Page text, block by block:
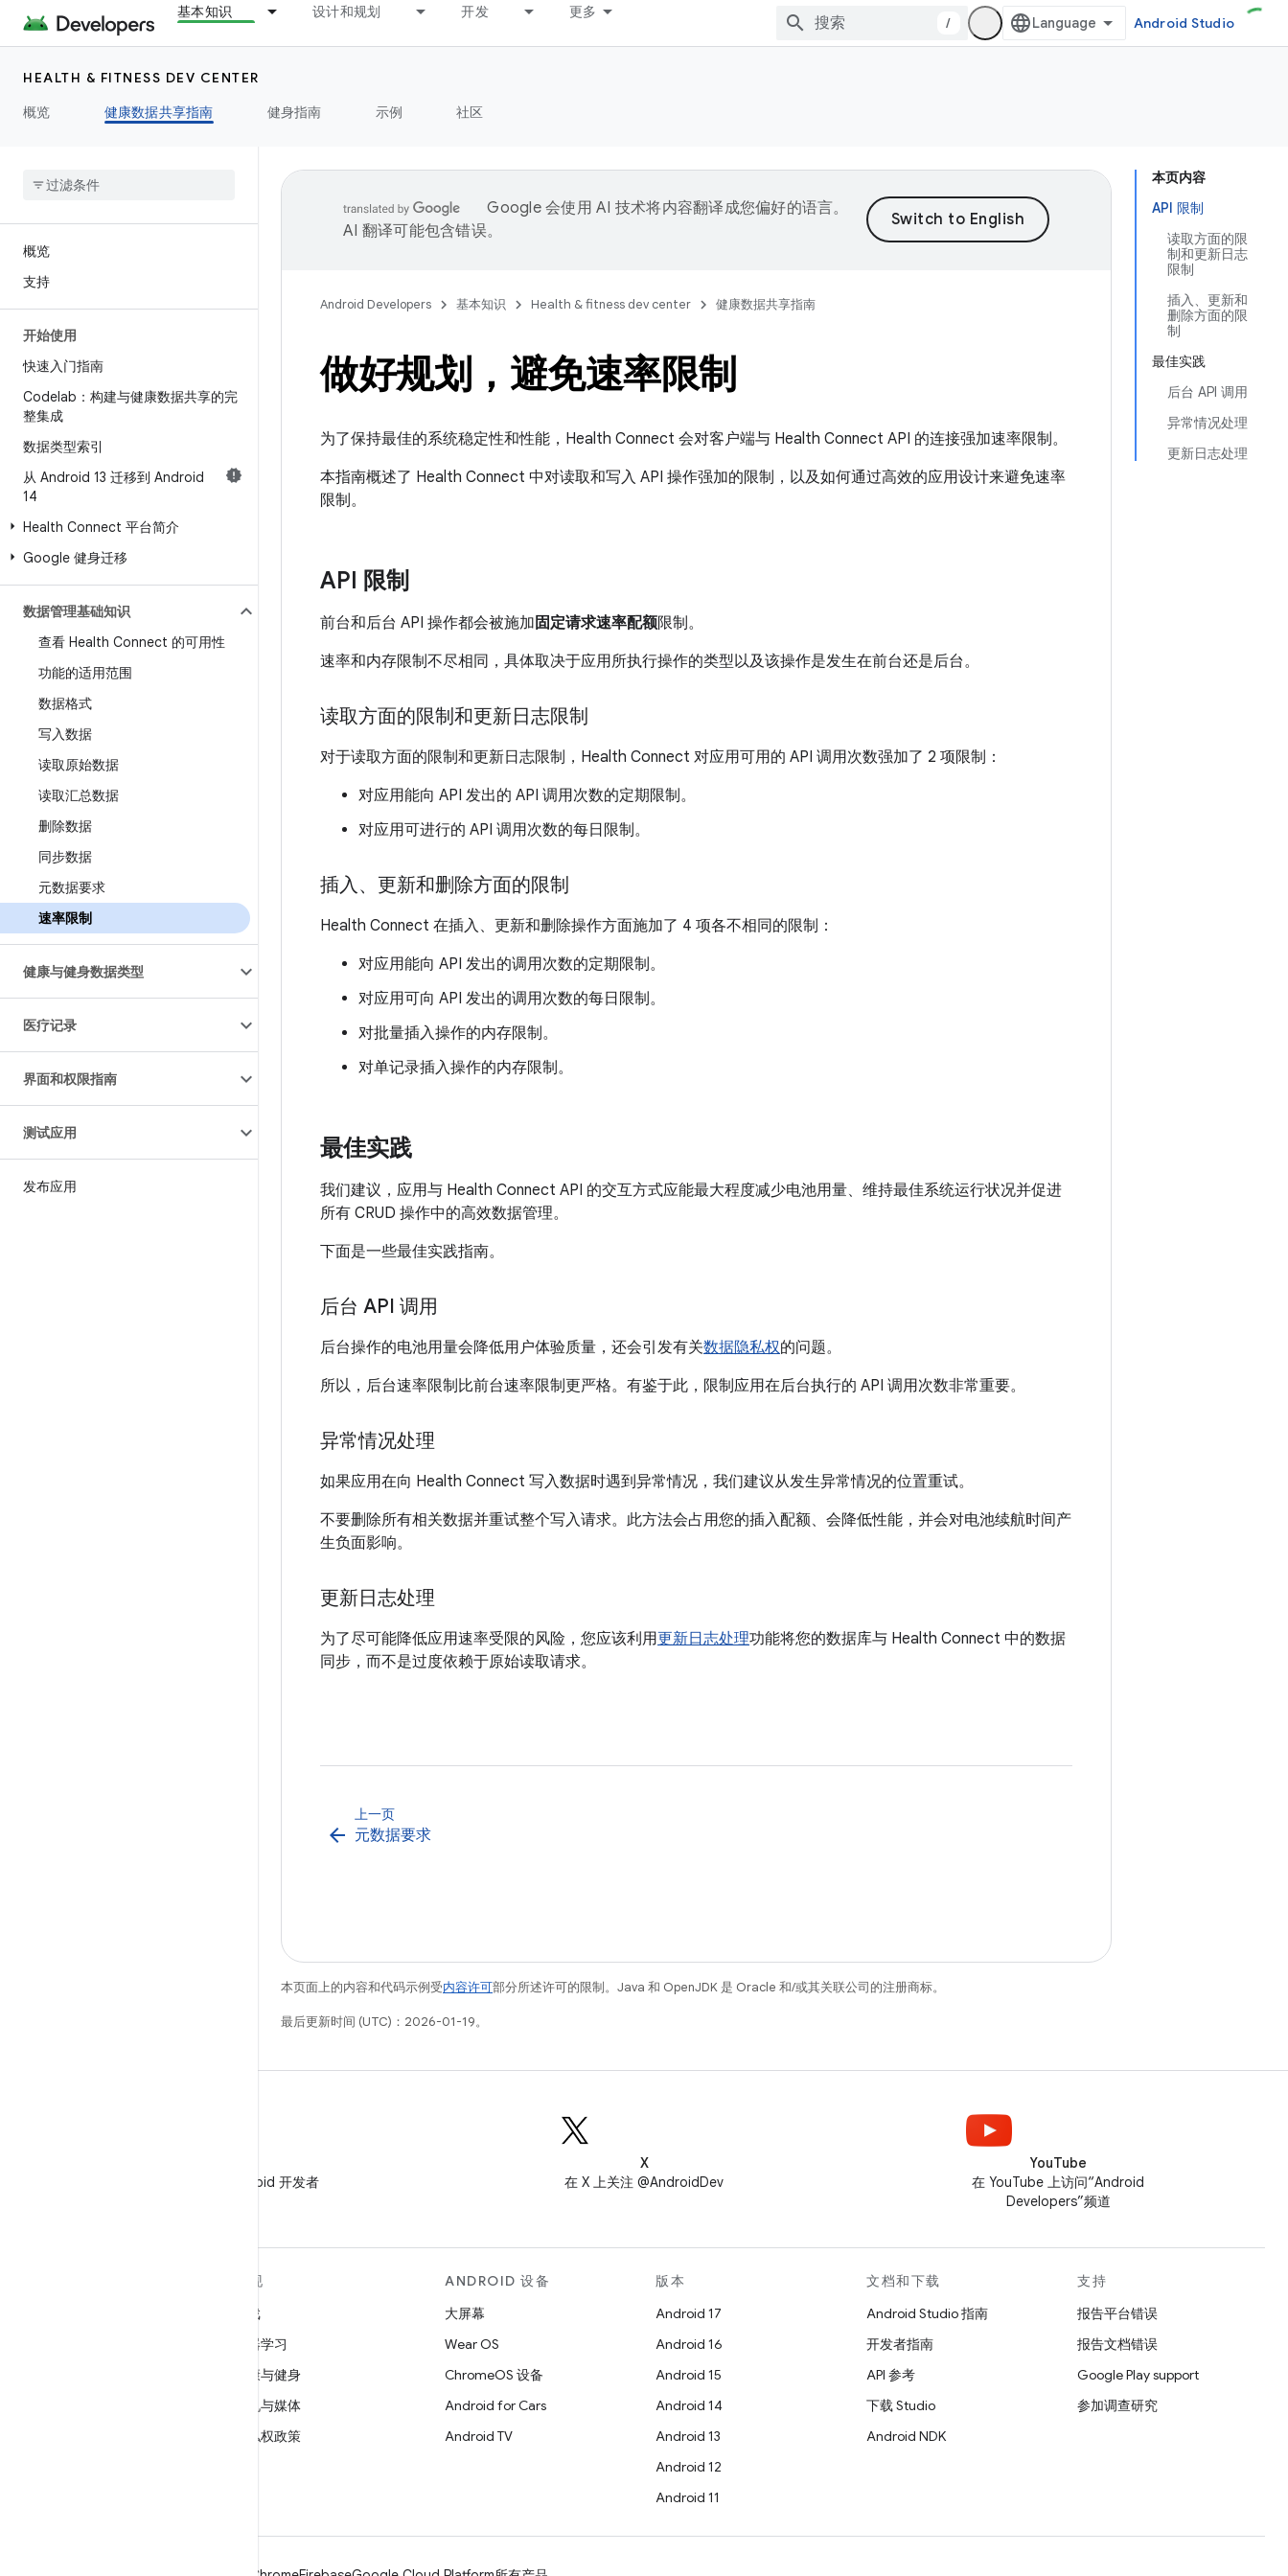
基本知识 设计和规划 开发 更多
/ Android Studio
HEALTH & FITNESS DEV CENTER
概览
健康数据共享指南 健身指南 示例 社区
概览
支持
开始使用
快速入门指南
Codelab：构建与健康数据共享的完
整集成
数据类型索引
从 Android 13 迁移到 Android
14
Health Connect 平台简介
Google 健身迁移
数据管理基础知识
查看 Health Connect 的可用性
功能的适用范围
数据格式
写入数据
读取原始数据
读取汇总数据
删除数据
同步数据
元数据要求
速率限制
健康与健身数据类型
医疗记录
界面和权限指南
测试应用
发布应用
本页内容
API 限制
读取方面的限
制和更新日志
限制
插入、更新和
删除方面的限
制
最佳实践
后台 API 调用
异常情况处理
更新日志处理
Google 会使用 AI 技术将内容翻译成您偏好的语言。
AI 翻译可能包含错误。
Android Developers 基本知识 Health & fitness dev center 健康数据共享指南
做好规划，避免速率限制
为了保持最佳的系统稳定性和性能，Health Connect 会对客户端与 Health Connect API 的连接强加速率限制。
本指南概述了 Health Connect 中对读取和写入 API 操作强加的限制，以及如何通过高效的应用设计来避免速率
限制。
API 限制
前台和后台 API 操作都会被施加 固定请求速率配额限制。
速率和内存限制不尽相同，具体取决于应用所执行操作的类型以及该操作是发生在前台还是后台。
读取方面的限制和更新日志限制
对于读取方面的限制和更新日志限制，Health Connect 对应用可用的 API 调用次数强加了 2 项限制：
对应用能向 API 发出的 API 调用次数的定期限制。
对应用可进行的 API 调用次数的每日限制。
插入、更新和删除方面的限制
Health Connect 在插入、更新和删除操作方面施加了 4 项各不相同的限制：
对应用能向 API 发出的调用次数的定期限制。
对应用可向 API 发出的调用次数的每日限制。
对批量插入操作的内存限制。
对单记录插入操作的内存限制。
最佳实践
我们建议，应用与 Health Connect API 的交互方式应能最大程度减少电池用量、维持最佳系统运行状况并促进
所有 CRUD 操作中的高效数据管理。
下面是一些最佳实践指南。
后台 API 调用
后台操作的电池用量会降低用户体验质量，还会引发有关数据隐私权的问题。
所以，后台速率限制比前台速率限制更严格。有鉴于此，限制应用在后台执行的 API 调用次数非常重要。
异常情况处理
如果应用在向 Health Connect 写入数据时遇到异常情况，我们建议从发生异常情况的位置重试。
不要删除所有相关数据并重试整个写入请求。此方法会占用您的插入配额、会降低性能，并会对电池续航时间产
生负面影响。
更新日志处理
为了尽可能降低应用速率受限的风险，您应该利用更新日志处理功能将您的数据库与 Health Connect 中的数据
同步，而不是过度依赖于原始读取请求。
上一页
arrow_back 元数据要求
本页面上的内容和代码示例受内容许可部分所述许可的限制。Java 和 OpenJDK 是 Oracle 和/或其关联公司的注册商标。
最后更新时间 (UTC)：2026-01-19。
在微信中关注 Android 开发者
X
在 X 上关注 @AndroidDev
YouTube
在 YouTube 上访问“Android
Developers”频道
发现
游戏
机器学习
健康与健身
相机与媒体
隐私权政策
ANDROID 设备
大屏幕
Wear OS
ChromeOS 设备
Android for Cars
Android TV
版本
Android 17
Android 16
Android 15
Android 14
Android 13
Android 12
Android 11
文档和下载
Android Studio 指南
开发者指南
API 参考
下载 Studio
Android NDK
支持
报告平台错误
报告文档错误
Google Play support
参加调查研究